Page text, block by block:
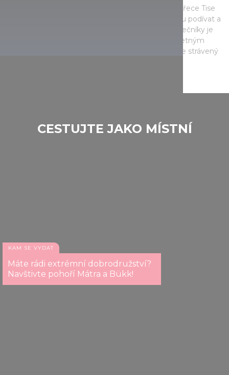
Nejoblíbenější trasa pro jízdu na kajaku a kánoi na řece Tise
je místem, na které by se měl každý aspoň jednou podívat a
vyzkoušet, jaké to je, pádlovat po řece! Pro začátečníky je
to ideální místo, naučíte se tu pádlovat díky nesčetným
zatáčkám a písečným břehům řeky Tiszy. Čas zde strávený
CESTUJTE JAKO MÍSTNÍ
KAM SE VYDAT
Máte rádi extrémní dobrodružství?
Navštivte pohoří Mátra a Bükk!